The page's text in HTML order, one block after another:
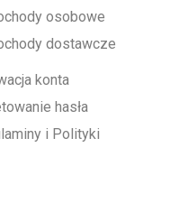
osobowe
dostawcze
konta
hasła
i Polityki